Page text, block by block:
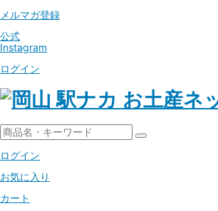
メルマガ登録
公式
Instagram
ログイン
ログイン
お気に入り
カート